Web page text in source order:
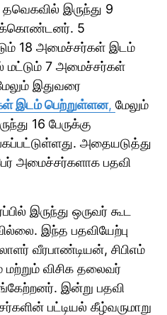
இருந்து 9
5
18 அமைச்சர்கள் இடம்
மட்டும் 7 அமைச்சர்கள்
இதுவரை
இடம் பெற்றுள்ளன, மேலும்
16 பேருக்கு
அதையடுத்து
அமைச்சர்களாக பதவி
இருந்து ஒருவர் கூட
இந்த பதவியேற்பு
வீரபாண்டியன், சிபிஎம்
விசிக தலைவர்
இன்று பதவி
பட்டியல் கீழ்வருமாறு